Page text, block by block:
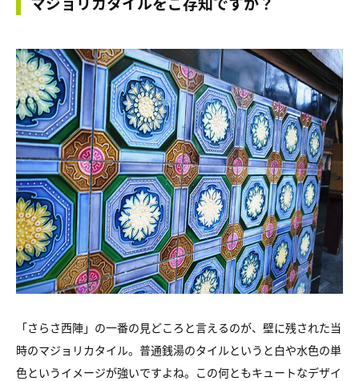
「さらさ西陣」の一番の見どころと言えるのが、壁に残された当
時のマジョリカタイル。普通銭湯のタイルというと白や水色の単
色というイメージが強いですよね。この何ともキュートなデザイ